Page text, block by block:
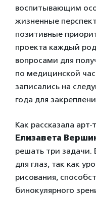
воспитывающим
жизненные
позитивные
проекта каждый
вопросами для
по медицинской
записались на
года для
Как рассказала
Елизавета
решать три задачи.
для глаз, так как
рисования,
бинокулярного